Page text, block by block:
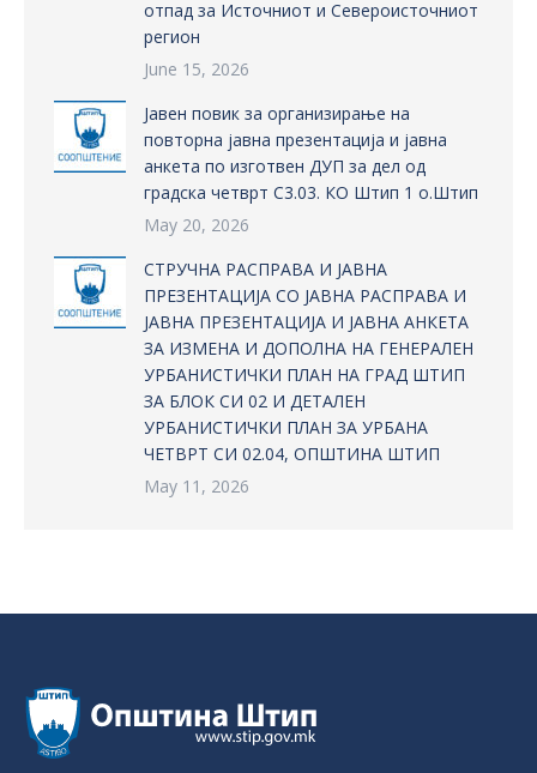
отпад за Источниот и Североисточниот
регион
June 15, 2026
Јавен повик за организирање на
повторна јавна презентација и јавна
анкета по изготвен ДУП за дел од
градска четврт С3.03. КО Штип 1 о.Штип
May 20, 2026
СТРУЧНА РАСПРАВА И ЈАВНА
ПРЕЗЕНТАЦИЈА СО ЈАВНА РАСПРАВА И
ЈАВНА ПРЕЗЕНТАЦИЈА И ЈАВНА АНКЕТА
ЗА ИЗМЕНА И ДОПОЛНА НА ГЕНЕРАЛЕН
УРБАНИСТИЧКИ ПЛАН НА ГРАД ШТИП
ЗА БЛОК СИ 02 И ДЕТАЛЕН
УРБАНИСТИЧКИ ПЛАН ЗА УРБАНА
ЧЕТВРТ СИ 02.04, ОПШТИНА ШТИП
May 11, 2026